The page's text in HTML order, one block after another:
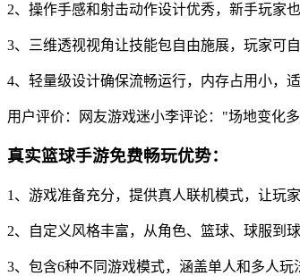
2、操作手感和射击动作设计优秀，新手玩家
3、三维透视视角让技能包自由施展，玩家可
4、轻量级设计确保流畅运行，内存占用小，
用户评价：网友游戏迷小李评论："场地变化
真实篮球手游免费畅玩优势：
1、游戏准备充分，提供真人联机模式，让玩
2、自定义风格丰富，从角色、篮球、球服到
3、包含6种不同游戏模式，涵盖单人和多人玩